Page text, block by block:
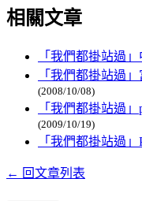
相關文章
「我們都掛站過
「我們都掛站過
(2008/10/08)
「我們都掛站過
(2009/10/19)
「我們都掛站過
← 回文章列表